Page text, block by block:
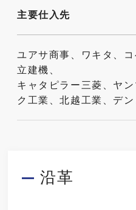
主要仕入先
ユアサ商事、ワキタ、
立建機、
キャタピラー三菱、ヤ
ク工業、北越工業、デン
沿革